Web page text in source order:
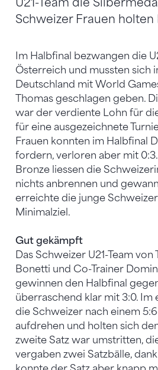
Schweizer Frauen holten
Im Halbfinal bezwangen die
Österreich und mussten sich
Deutschland mit World
Thomas geschlagen geben.
war der verdiente Lohn für
für eine ausgezeichnete
Frauen konnten im Halbfinal
fordern, verloren aber mit
Bronze liessen die
nichts anbrennen und
erreichte die junge
Minimalziel.
Gut gekämpft
Das Schweizer U21-Team von
Bonetti und Co-Trainer
gewinnen den Halbfinal
überraschend klar mit 3:0. Im
die Schweizer nach einem
aufdrehen und holten sich
zweite Satz war umstritten,
vergaben zwei Satzbälle,